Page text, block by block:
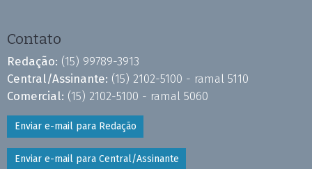
Contato
Redação: (15) 99789-3913
Central/Assinante: (15) 2102-5100 - ramal 5110
Comercial: (15) 2102-5100 - ramal 5060
Enviar e-mail para Redação
Enviar e-mail para Central/Assinante